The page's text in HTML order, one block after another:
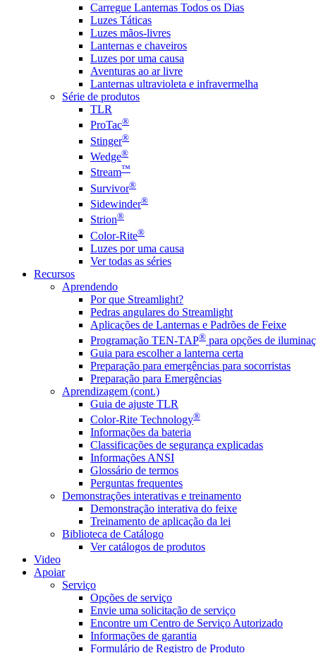
Carregue Lanternas Todos os Dias
Luzes Táticas
Luzes mãos-livres
Lanternas e chaveiros
Luzes por uma causa
Aventuras ao ar livre
Lanternas ultravioleta e infravermelha
Série de produtos
TLR
ProTac®
Stinger®
Wedge®
Stream™
Survivor®
Sidewinder®
Strion®
Color-Rite®
Luzes por uma causa
Ver todas as séries
Recursos
Aprendendo
Por que Streamlight?
Pedras angulares do Streamlight
Aplicações de Lanternas e Padrões de Feixe
Programação TEN-TAP® para opções de
Guia para escolher a lanterna certa
Preparação para emergências para socorristas
Preparação para Emergências
Aprendizagem (cont.)
Guia de ajuste TLR
Color-Rite Technology®
Informações da bateria
Classificações de segurança explicadas
Informações ANSI
Glossário de termos
Perguntas frequentes
Demonstrações interativas e treinamento
Demonstração interativa do feixe
Treinamento de aplicação da lei
Biblioteca de Catálogo
Ver catálogos de produtos
Video
Apoiar
Serviço
Opções de serviço
Envie uma solicitação de serviço
Encontre um Centro de Serviço Autorizado
Informações de garantia
Formulário de Registro de Produto